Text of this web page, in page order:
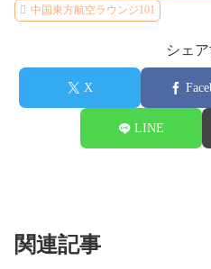
中国東方航空ラウンジ101
シェ
X
LINE
関連記事